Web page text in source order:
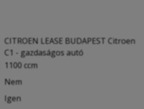
CITROEN LEASE BUDAPEST Citroen
C1 - gazdaságos autó
1100 ccm
Nem
Igen